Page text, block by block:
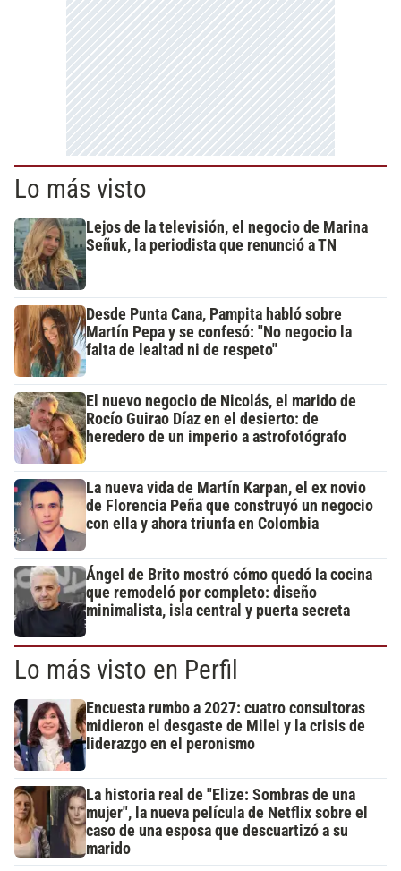
Lo más visto
Lejos de la televisión, el negocio de Marina
Señuk, la periodista que renunció a TN
Desde Punta Cana, Pampita habló sobre
Martín Pepa y se confesó: "No negocio la
falta de lealtad ni de respeto"
El nuevo negocio de Nicolás, el marido de
Rocío Guirao Díaz en el desierto: de
heredero de un imperio a astrofotógrafo
La nueva vida de Martín Karpan, el ex novio
de Florencia Peña que construyó un negocio
con ella y ahora triunfa en Colombia
Ángel de Brito mostró cómo quedó la cocina
que remodeló por completo: diseño
minimalista, isla central y puerta secreta
Lo más visto en Perfil
Encuesta rumbo a 2027: cuatro consultoras
midieron el desgaste de Milei y la crisis de
liderazgo en el peronismo
La historia real de "Elize: Sombras de una
mujer", la nueva película de Netflix sobre el
caso de una esposa que descuartizó a su
marido